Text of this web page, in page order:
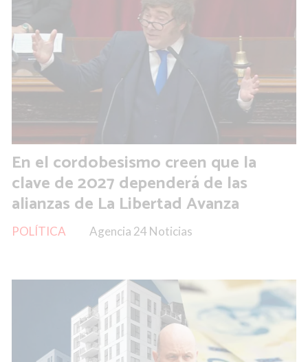
En el cordobesismo creen que la
clave de 2027 dependerá de las
alianzas de La Libertad Avanza
Agencia 24 Noticias
POLÍTICA